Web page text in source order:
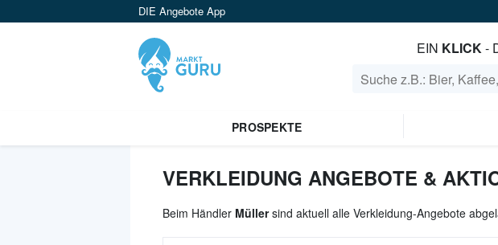
DIE Angebote App
EIN KLICK-
PROSPEKTE
VERKLEIDUNG ANGEBOTE &
Beim Händler Müllersind aktuell alle Verkleidung-Angebote